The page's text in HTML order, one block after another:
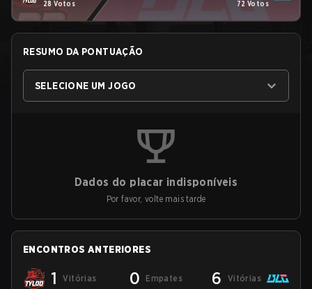
28 Votos 72 Votos
RESUMO DA PONTUAÇÃO
SELECIONE UM JOGO
Dados do placar indisponíveis
Por favor, volte mais tarde
ENCONTROS ANTERIORES
1 Vitórias 0 Empates 6 Vitórias